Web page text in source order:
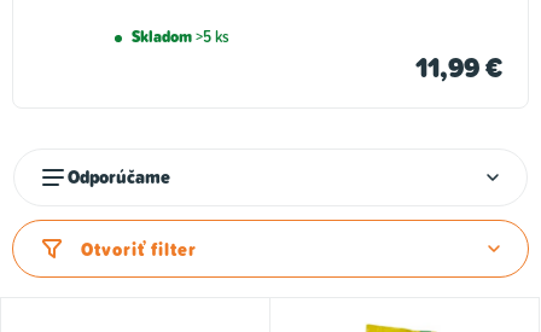
Skladom>5 ks
11,99 €
d
e
Odporúčame
Otvoriť filter